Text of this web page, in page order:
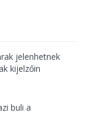
jelenhetnek
kijelzőin
buli a